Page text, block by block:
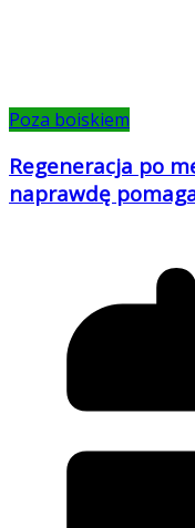
Poza boiskiem
Regeneracja po
naprawdę